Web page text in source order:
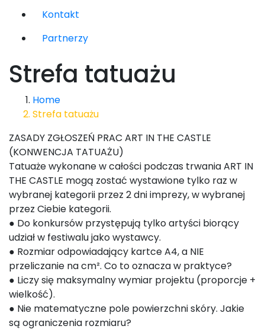
Kontakt
Partnerzy
Strefa tatuażu
Home
Strefa tatuażu
ZASADY ZGŁOSZEŃ PRAC ART IN THE CASTLE
(KONWENCJA TATUAŻU)
Tatuaże wykonane w całości podczas trwania ART IN
THE CASTLE mogą zostać wystawione tylko raz w
wybranej kategorii przez 2 dni imprezy, w wybranej
przez Ciebie kategorii.
● Do konkursów przystępują tylko artyści biorący
udział w festiwalu jako wystawcy.
● Rozmiar odpowiadający kartce A4, a NIE
przeliczanie na cm². Co to oznacza w praktyce?
● Liczy się maksymalny wymiar projektu (proporcje +
wielkość).
● Nie matematyczne pole powierzchni skóry. Jakie
są ograniczenia rozmiaru?